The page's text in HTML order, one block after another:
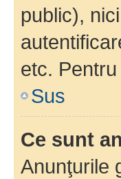
public),
etc.
Sus
Ce sunt
Anunţurile